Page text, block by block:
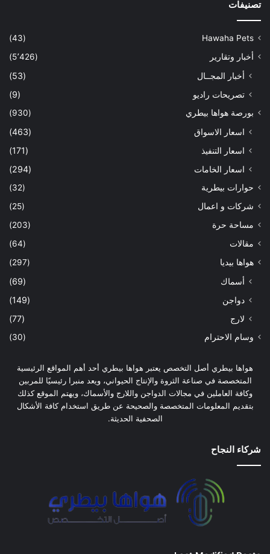
تصنيفات
Hawaha Pets
(43)
أخبار وتقارير
(5٬426)
أخبار المجــال
(53)
تصريحات راديو
(9)
بورصة هواها بيطري (930)
اسعار الاسواق
(463)
اسعار التنفيذ
(171)
اسعار الخامات
(294)
حوارات بيطرية
(32)
شركات و اعمال
(25)
مساحة حرة
(203)
مقالات
(64)
هواها بيديا
(297)
أسماك
(69)
دواجن
(149)
لارج
(77)
وسام الاحترام (30)
هواها بيطري أصل التخصص يعتبر هواها بيطري أحد أهم المواقع الرئيسية
المتخصصة في صناعة الثروة والإنتاج الحيواني، ويعد منبرا رئيسيًا للمربين
وكافة العاملين في مجالات الدواجن واللارج والأسماك، ويهتم الموقع كذلك
بتقديم المعلومات المتخصصة والصحيحة عن طريق استخدام كافة الأشكال
الصحفية الحديثة.
شركاء النجاح